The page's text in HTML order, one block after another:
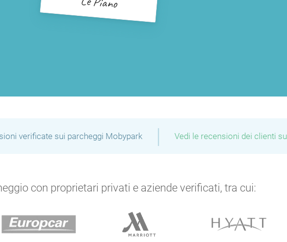
verificate sui parcheggi Mobypark | Vedi le recensioni dei clienti su
con proprietari privati e aziende verificati, tra cui: